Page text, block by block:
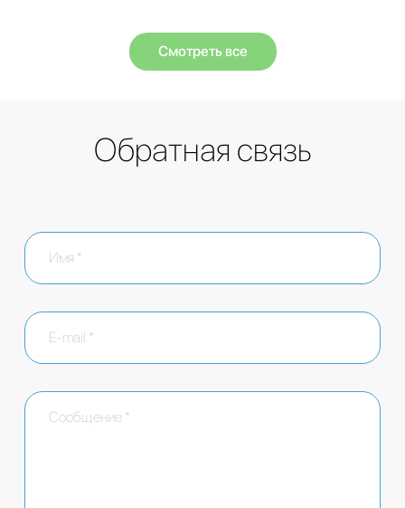
Смотреть все
Обратная связь